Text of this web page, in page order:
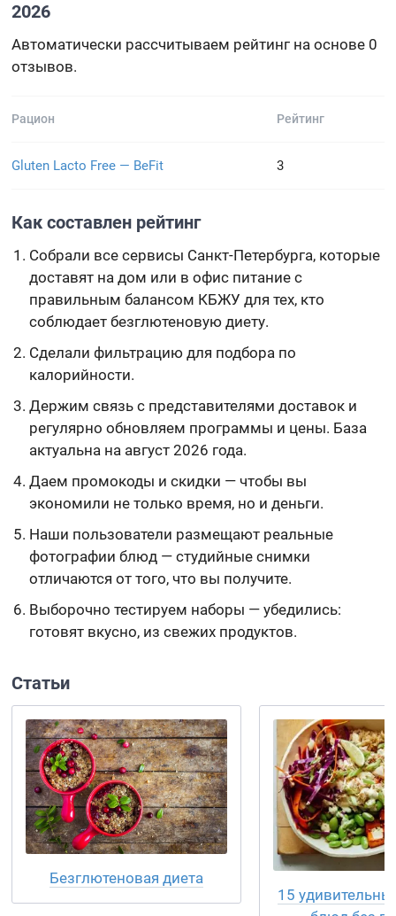
2026
Автоматически рассчитываем рейтинг на основе 0
отзывов.
Рацион Рейтинг
Gluten Lacto Free — BeFit 3
Как составлен рейтинг
Собрали все сервисы Санкт-Петербурга, которые
доставят на дом или в офис питание с
правильным балансом КБЖУ для тех, кто
соблюдает безглютеновую диету.
Сделали фильтрацию для подбора по
калорийности.
Держим связь с представителями доставок и
регулярно обновляем программы и цены. База
актуальна на август 2026 года.
Даем промокоды и скидки — чтобы вы
экономили не только время, но и деньги.
Наши пользователи размещают реальные
фотографии блюд — студийные снимки
отличаются от того, что вы получите.
Выборочно тестируем наборы — убедились:
готовят вкусно, из свежих продуктов.
Статьи
Безглютеновая диета
15